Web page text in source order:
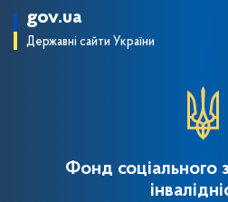
gov.ua
Державні сайти України
Фонд соціального